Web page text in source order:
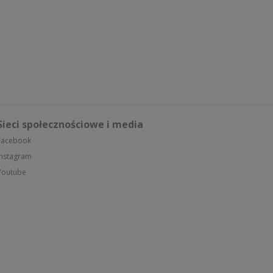
społecznościowe i media